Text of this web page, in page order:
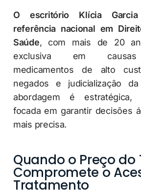
O escritório Klícia
referência nacional em
Saúde, com mais de 20
exclusiva em causas
medicamentos de alto
negados e judicialização
abordagem é estratégica,
focada em garantir decisões
mais precisa.
Quando o Preço do
Compromete o
Tratamento